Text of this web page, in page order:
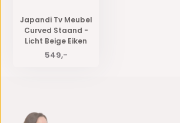
Japandi Tv Meubel
Curved Staand -
Licht Beige Eiken
549,-